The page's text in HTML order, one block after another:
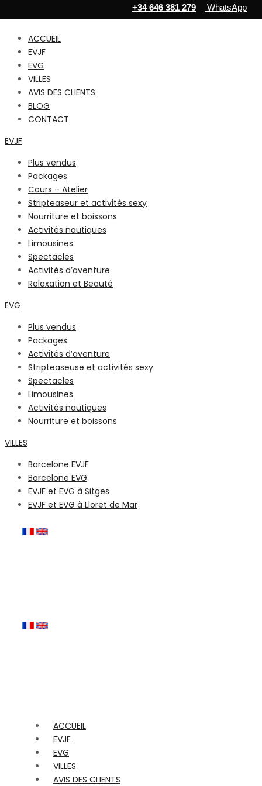
ACCUEIL
EVJF
EVG
VILLES
AVIS DES CLIENTS
BLOG
CONTACT
EVJF
Plus vendus
Packages
Cours – Atelier
Stripteaseur et activités sexy
Nourriture et boissons
Activités nautiques
Limousines
Spectacles
Activités d’aventure
Relaxation et Beauté
EVG
Plus vendus
Packages
Activités d’aventure
Stripteaseuse et activités sexy
Spectacles
Limousines
Activités nautiques
Nourriture et boissons
VILLES
Barcelone EVJF
Barcelone EVG
EVJF et EVG à Sitges
EVJF et EVG à Lloret de Mar
+34 646 381 279 WhatsApp
ACCUEIL
EVJF
EVG
VILLES
AVIS DES CLIENTS